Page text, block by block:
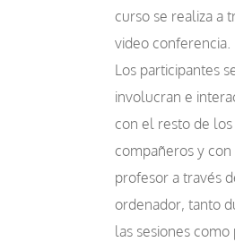
curso se realiza a
video conferencia.
Los participantes
involucran e
con el resto de los
compañeros y
profesor a través
ordenador, tanto
las sesiones como